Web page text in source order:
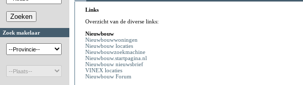
Zoek makelaar
Links
Overzicht van de diverse links:
Nieuwbouw
Nieuwbouwwoningen
Nieuwbouw locaties
Nieuwbouwzoekmachine
Nieuwbouw.startpagina.nl
Nieuwbouw nieuwsbrief
VINEX locaties
Nieuwbouw Forum